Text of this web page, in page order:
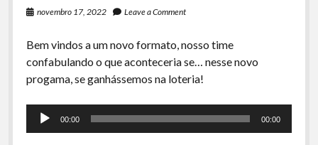
Curva Classics
La Siesta Podcast
Boca do Lixo
Rachão na Beira do RIo
Arquivo CDR
Felype Silva
Kaique Xavier
Mateus Mantoan
Rafael Almeida
novembro 17, 2022 Leave a Comment
Bem vindos a um novo formato, nosso time
confabulando o que aconteceria se… nesse novo
progama, se ganhássemos na loteria!
Tocador
00:00 00:00